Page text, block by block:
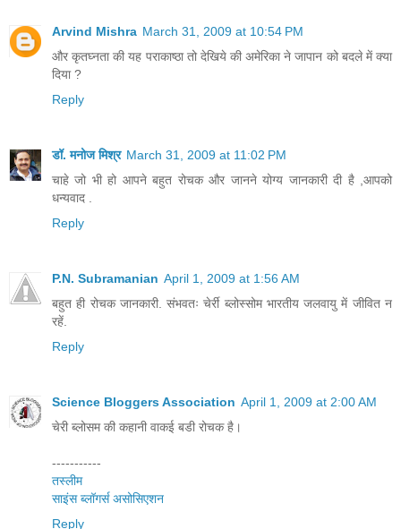
Arvind Mishra March 31, 2009 at 10:54 PM
और कृतघ्नता की यह पराकाष्ठा तो देखिये की अमेरिका ने जापान को बदले में क्या
दिया ?
Reply
डॉ. मनोज मिश्र March 31, 2009 at 11:02 PM
चाहे जो भी हो आपने बहुत रोचक और जानने योग्य जानकारी दी है ,आपको
धन्यवाद .
Reply
P.N. Subramanian April 1, 2009 at 1:56 AM
बहुत ही रोचक जानकारी. संभवतः चेर्री ब्लोस्सोम भारतीय जलवायु में जीवित न
रहें.
Reply
Science Bloggers Association April 1, 2009 at 2:00 AM
चेरी ब्‍लोसम की कहानी वाकई बडी रोचक है।
-----------
तस्‍लीम
साइंस ब्‍लॉगर्स असोसिएशन
Reply